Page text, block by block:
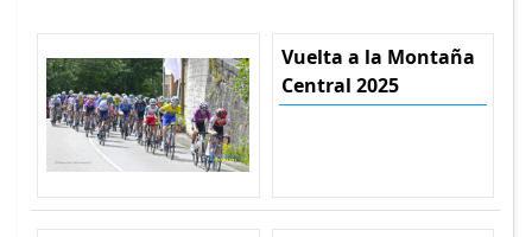
Vuelta a la Montaña
Central 2025